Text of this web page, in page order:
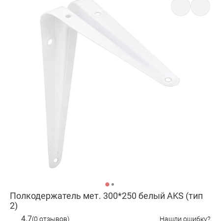
Полкодержатель мет. 300*250 белый AKS (тип
2)
4.7(0 отзывов) Нашли ошибку?